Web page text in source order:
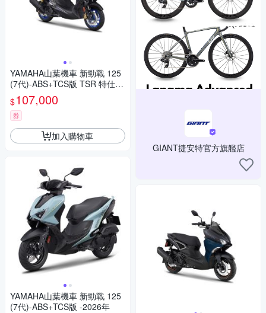
YAMAHA山葉機車 新勁戰 125
(7代)-ABS+TCS版 TSR 特仕
版-2026年
$107,000
券
加入購物車
YAMAHA山葉機車 新勁戰 125
(7代)-ABS+TCS版 -2026年
GIANT捷安特官方旗艦店